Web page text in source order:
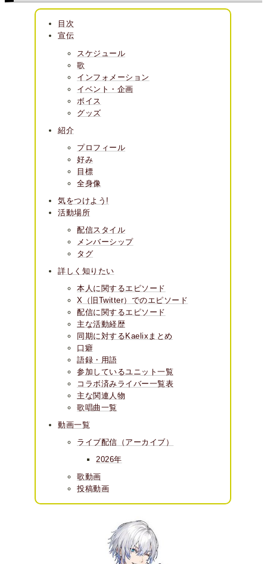
目次
宣伝
スケジュール
歌
インフォメーション
イベント・企画
ボイス
グッズ
紹介
プロフィール
好み
目標
全身像
気をつけよう!
活動場所
配信スタイル
メンバーシップ
タグ
詳しく知りたい
本人に関するエピソード
X（旧Twitter）でのエピソード
配信に関するエピソード
主な活動経歴
同期に対するKaelixまとめ
口癖
語録・用語
参加しているユニット一覧
コラボ済みライバー一覧表
主な関連人物
歌唱曲一覧
動画一覧
ライブ配信（アーカイブ）
2026年
歌動画
投稿動画